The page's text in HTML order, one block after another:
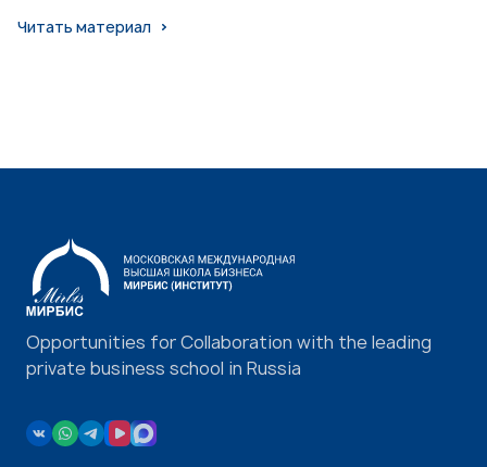
Читать материал
Opportunities for Collaboration with the leading
private business school in Russia